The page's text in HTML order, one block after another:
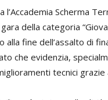
l’Accademia Scherma
della categoria
alla fine dell’assalto di
che evidenzia,
tecnici grazie